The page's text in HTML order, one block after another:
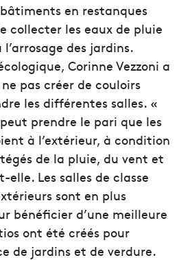
en restanques
collecter les eaux de pluie
des jardins.
Corinne Vezzoni a
pas créer de couloirs
les différentes salles. «
prendre le pari que les
à l’extérieur, à condition
de la pluie, du vent et
Les salles de classe
sont en plus
bénéficier d’une meilleure
ont été créés pour
de jardins et de verdure.